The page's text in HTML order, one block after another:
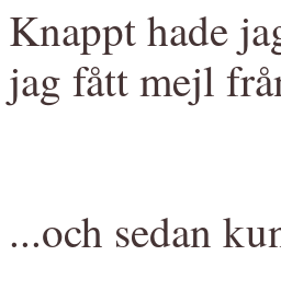
Knappt hade
jag fått mejl
...och sedan